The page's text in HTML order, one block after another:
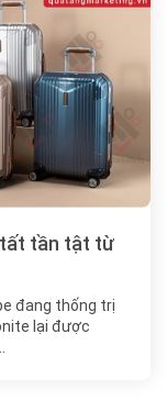
tất tần tật từ
đang thống trị
lại được